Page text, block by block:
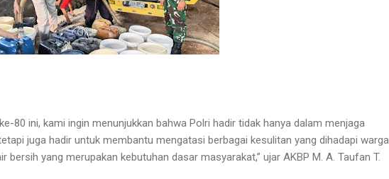
80 ini, kami ingin menunjukkan bahwa Polri hadir tidak hanya dalam menjaga
juga hadir untuk membantu mengatasi berbagai kesulitan yang dihadapi warga.
bersih yang merupakan kebutuhan dasar masyarakat,” ujar AKBP M. A. Taufan T.